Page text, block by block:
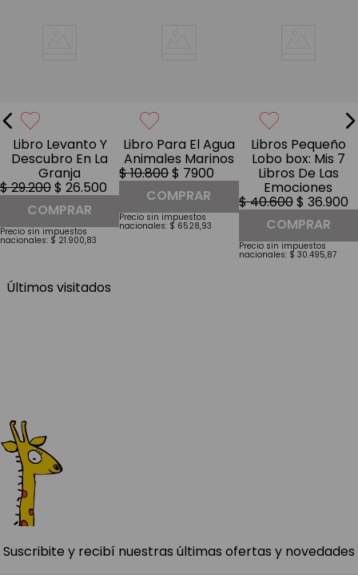
Libro Levanto Y
Descubro En La
Granja
$29.200$ 26.500
COMPRAR
Precio sin impuestos
nacionales: $ 21.900,83
Libro Para El Agua
Animales Marinos
$10.800$ 7900
COMPRAR
Precio sin impuestos
nacionales: $ 6528,93
Libros Pequeño
Lobo box: Mis 7
Libros De Las
Emociones
$40.600$ 36.900
COMPRAR
Precio sin impuestos
nacionales: $ 30.495,87
Últimos visitados
Suscribite y recibí nuestras últimas ofertas y novedades